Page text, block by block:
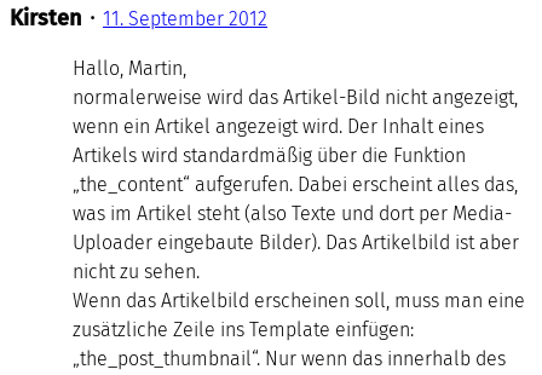
Kirsten • 11. September 2012
Hallo, Martin,
normalerweise wird das Artikel-Bild nicht angezeigt,
wenn ein Artikel angezeigt wird. Der Inhalt eines
Artikels wird standardmäßig über die Funktion
„the_content“ aufgerufen. Dabei erscheint alles das,
was im Artikel steht (also Texte und dort per Media-
Uploader eingebaute Bilder). Das Artikelbild ist aber
nicht zu sehen.
Wenn das Artikelbild erscheinen soll, muss man eine
zusätzliche Zeile ins Template einfügen:
„the_post_thumbnail“. Nur wenn das innerhalb des